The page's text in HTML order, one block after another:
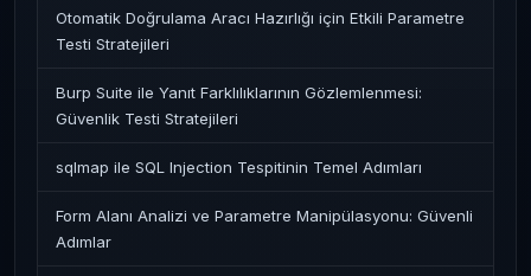
Otomatik Doğrulama Aracı Hazırlığı için Etkili Parametre
Testi Stratejileri
Burp Suite ile Yanıt Farklılıklarının Gözlemlenmesi:
Güvenlik Testi Stratejileri
sqlmap ile SQL Injection Tespitinin Temel Adımları
Form Alanı Analizi ve Parametre Manipülasyonu: Güvenli
Adımlar